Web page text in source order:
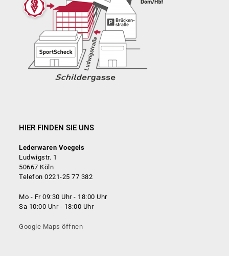
HIER FINDEN SIE UNS
Lederwaren Voegels
Ludwigstr. 1
50667 Köln
Telefon 0221-25 77 382
Mo - Fr 09:30 Uhr - 18:00 Uhr
Sa 10:00 Uhr - 18:00 Uhr
Google Maps öffnen